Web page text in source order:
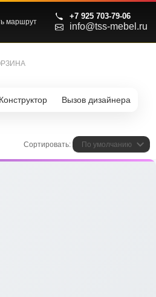
маршрут
+7 925 703-79-06
info@tss-mebel.ru
Вызов дизайнера
Сортировать: По умолчанию